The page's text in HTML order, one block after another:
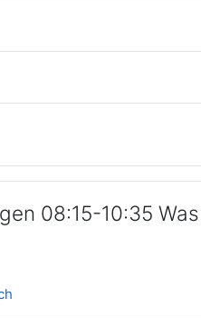
08:15-10:35